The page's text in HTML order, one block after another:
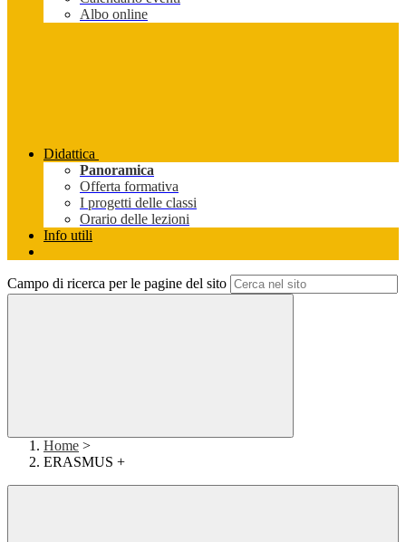
Albo online
Didattica
Panoramica
Offerta formativa
I progetti delle classi
Orario delle lezioni
Info utili
Campo di ricerca per le pagine del sito
Home >
ERASMUS +